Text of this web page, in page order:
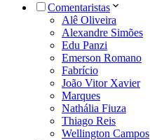
Comentaristas
Alê Oliveira
Alexandre Simões
Edu Panzi
Emerson Romano
Fabrício
João Vitor Xavier
Marques
Nathália Fiuza
Thiago Reis
Wellington Campos